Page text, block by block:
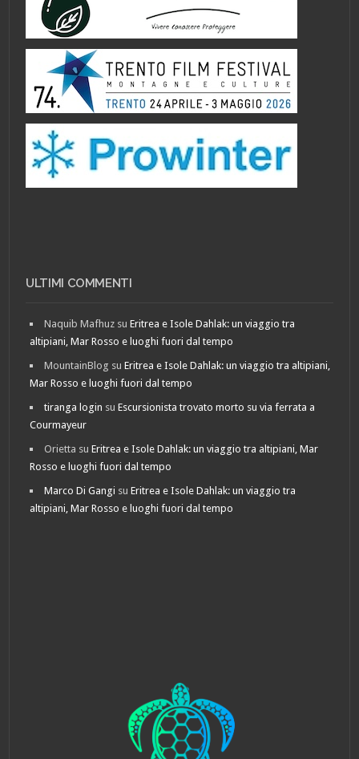
ULTIMI COMMENTI
Naquib Mafhuz suEritrea e Isole Dahlak: un viaggio tra
altipiani, Mar Rosso e luoghi fuori dal tempo
MountainBlog suEritrea e Isole Dahlak: un viaggio tra altipiani,
Mar Rosso e luoghi fuori dal tempo
tiranga login suEscursionista trovato morto su via ferrata a
Courmayeur
Orietta suEritrea e Isole Dahlak: un viaggio tra altipiani, Mar
Rosso e luoghi fuori dal tempo
Marco Di Gangi suEritrea e Isole Dahlak: un viaggio tra
altipiani, Mar Rosso e luoghi fuori dal tempo